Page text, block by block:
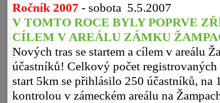
Ročník 2007 - sobota 5.5.2007
V TOMTO ROCE BYLY POPRVE
CÍLEM V AREÁLU ZÁMKU
Nových tras se startem a cílem v areálu
účastníků! Celkový počet
start 5km se přihlásilo 250 účastníků,
kontrolou v zámeckém areálu na